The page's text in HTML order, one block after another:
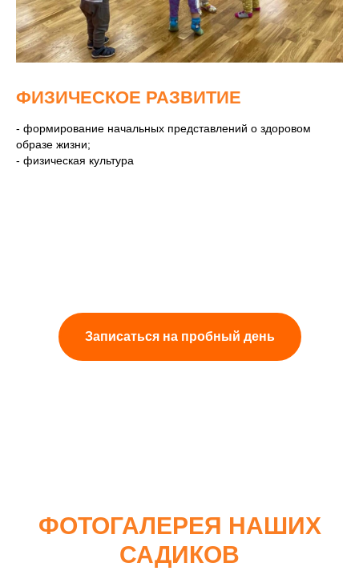
ФИЗИЧЕСКОЕ РАЗВИТИЕ
- формирование начальных представлений о здоровом
образе жизни;
- физическая культура
Записаться на пробный день
ФОТОГАЛЕРЕЯ НАШИХ
САДИКОВ